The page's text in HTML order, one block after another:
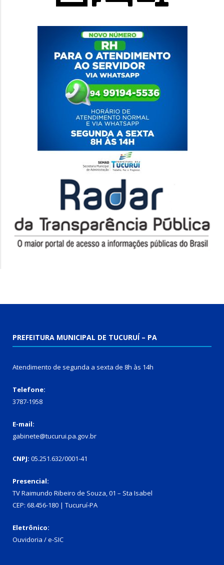
PREFEITURA MUNICIPAL DE TUCURUÍ – PA
Atendimento de segunda a sexta de 8h às 14h
Telefone:
3787-1958
E-mail:
gabinete@tucurui.pa.gov.br
CNPJ: 05.251.632/0001-41
Presencial:
TV Raimundo Ribeiro de Souza, 01 – Sta Isabel
CEP: 68.456-180 | Tucuruí-PA
Eletrônico:
Ouvidoria /e-SIC